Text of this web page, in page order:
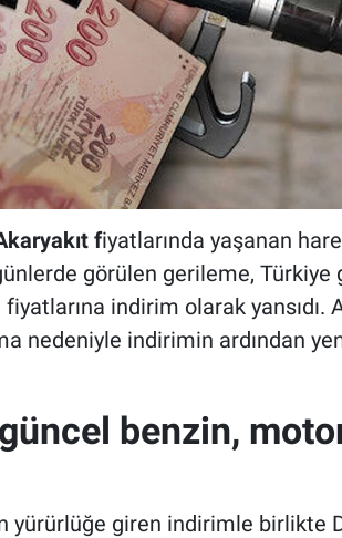
fiyatlarında yaşanan
görülen gerileme, Türkiye
fiyatlarına indirim olarak yansıdı.
nedeniyle indirimin ardından
güncel benzin,
yürürlüğe giren indirimle birlikte